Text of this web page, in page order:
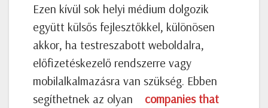
Ezen kívül sok helyi médium dolgozik
együtt külsős fejlesztőkkel, különösen
akkor, ha testreszabott weboldalra,
előfizetéskezelő rendszerre vagy
mobilalkalmazásra van szükség. Ebben
segíthetnek az olyan
companies that